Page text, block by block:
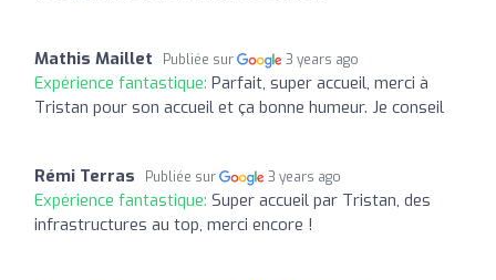
Mathis Maillet Publiée sur 3 years ago
Expérience fantastique: Parfait, super accueil, merci à
Tristan pour son accueil et ça bonne humeur. Je conseil
Rémi Terras Publiée sur 3 years ago
Expérience fantastique: Super accueil par Tristan, des
infrastructures au top, merci encore !